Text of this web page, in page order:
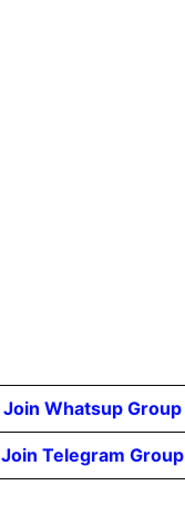
Join Whatsup Group
Join Telegram Group